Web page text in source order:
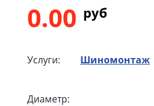
0.00 pуб
Услуги: Шиномонтаж
Диаметр: